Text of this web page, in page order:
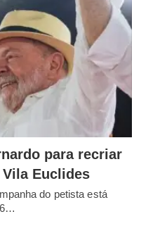
para recriar
Euclides
do petista está